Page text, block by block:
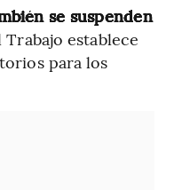
se suspenden
establece
para los